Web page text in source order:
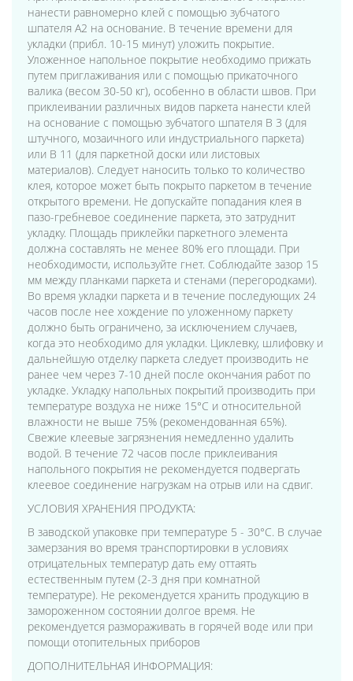
нанести равномерно клей с помощью зубчатого
шпателя А2 на основание. В течение времени для
укладки (прибл. 10-15 минут) уложить покрытие.
Уложенное напольное покрытие необходимо прижать
путем приглаживания или с помощью прикаточного
валика (весом 30-50 кг), особенно в области швов. При
приклеивании различных видов паркета нанести клей
на основание с помощью зубчатого шпателя В 3 (для
штучного, мозаичного или индустриального паркета)
или В 11 (для паркетной доски или листовых
материалов). Следует наносить только то количество
клея, которое может быть покрыто паркетом в течение
открытого времени. Не допускайте попадания клея в
пазо-гребневое соединение паркета, это затруднит
укладку. Площадь приклейки паркетного элемента
должна составлять не менее 80% его площади. При
необходимости, используйте гнет. Соблюдайте зазор 15
мм между планками паркета и стенами (перегородками).
Во время укладки паркета и в течение последующих 24
часов после нее хождение по уложенному паркету
должно быть ограничено, за исключением случаев,
когда это необходимо для укладки. Циклевку, шлифовку и
дальнейшую отделку паркета следует производить не
ранее чем через 7-10 дней после окончания работ по
укладке. Укладку напольных покрытий производить при
температуре воздуха не ниже 15°С и относительной
влажности не выше 75% (рекомендованная 65%).
Свежие клеевые загрязнения немедленно удалить
водой. В течение 72 часов после приклеивания
напольного покрытия не рекомендуется подвергать
клеевое соединение нагрузкам на отрыв или на сдвиг.
УСЛОВИЯ ХРАНЕНИЯ ПРОДУКТА:
В заводской упаковке при температуре 5 - 30°С. В случае
замерзания во время транспортировки в условиях
отрицательных температур дать ему оттаять
естественным путем (2-3 дня при комнатной
температуре). Не рекомендуется хранить продукцию в
замороженном состоянии долгое время. Не
рекомендуется размораживать в горячей воде или при
помощи отопительных приборов
ДОПОЛНИТЕЛЬНАЯ ИНФОРМАЦИЯ: